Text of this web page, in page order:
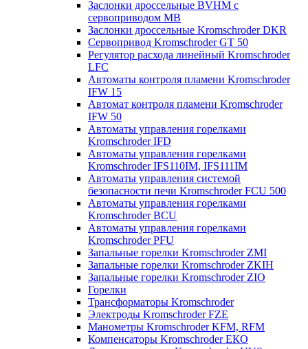
Заслонки дроссельные BVHM с
сервоприводом МВ
Заслонки дроссельные Kromschroder DKR
Cервопривод Kromschroder GT 50
Регулятор расхода линейный Kromschroder
LFC
Автоматы контроля пламени Kromschroder
IFW 15
Автомат контроля пламени Kromschroder
IFW 50
Автоматы управления горелками
Kromschroder IFD
Автоматы управления горелками
Kromschroder IFS110IM, IFS111IM
Автоматы управления системой
безопасности печи Kromschroder FCU 500
Автоматы управления горелками
Kromschroder BCU
Автоматы управления горелками
Kromschroder PFU
Запальные горелки Kromschroder ZМI
Запальные горелки Kromschroder ZKIH
Запальные горелки Kromschroder ZIO
Горелки
Трансформаторы Kromschroder
Электроды Kromschroder FZE
Манометры Kromschroder KFM, RFM
Компенсаторы Kromschroder ЕКО